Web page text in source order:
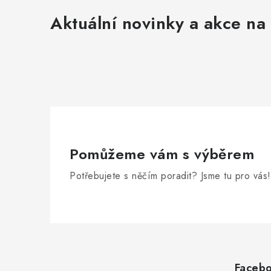
Aktuální novinky a akce na
Pomůžeme vám s výběrem
Potřebujete s něčím poradit? Jsme tu pro vás!